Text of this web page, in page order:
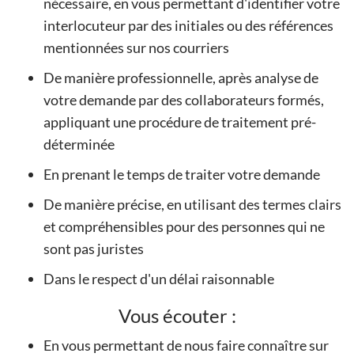
interlocuteur par des initiales ou des références
mentionnées sur nos courriers
De manière professionnelle, après analyse de
votre demande par des collaborateurs formés,
appliquant une procédure de traitement pré-
déterminée
En prenant le temps de traiter votre demande
De manière précise, en utilisant des termes clairs
et compréhensibles pour des personnes qui ne
sont pas juristes
Dans le respect d'un délai raisonnable
Vous écouter :
En vous permettant de nous faire connaître sur